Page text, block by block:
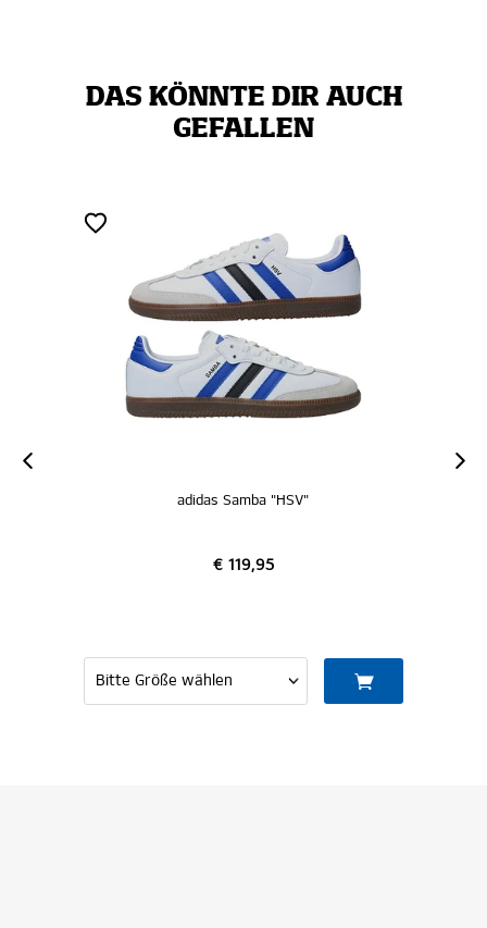
DAS KÖNNTE DIR AUCH
GEFALLEN
adidas Samba "HSV"
€ 119,95